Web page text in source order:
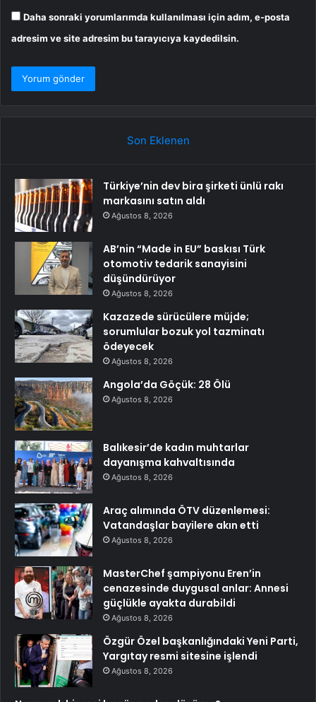
Daha sonraki yorumlarımda kullanılması için adım, e-posta
adresim ve site adresim bu tarayıcıya kaydedilsin.
Son Eklenen
Türkiye’nin dev bira şirketi ünlü rakı
markasını satın aldı
Ağustos 8, 2026
AB’nin “Made in EU” baskısı Türk
otomotiv tedarik sanayisini
düşündürüyor
Ağustos 8, 2026
Kazazede sürücülere müjde;
sorumlular bozuk yol tazminatı
ödeyecek
Ağustos 8, 2026
Angola’da Göçük: 28 Ölü
Ağustos 8, 2026
Balıkesir’de kadın muhtarlar
dayanışma kahvaltısında
Ağustos 8, 2026
Araç alımında ÖTV düzenlemesi:
Vatandaşlar bayilere akın etti
Ağustos 8, 2026
MasterChef şampiyonu Eren’in
cenazesinde duygusal anlar: Annesi
güçlükle ayakta durabildi
Ağustos 8, 2026
Özgür Özel başkanlığındaki Yeni Parti,
Yargıtay resmi sitesine işlendi
Ağustos 8, 2026